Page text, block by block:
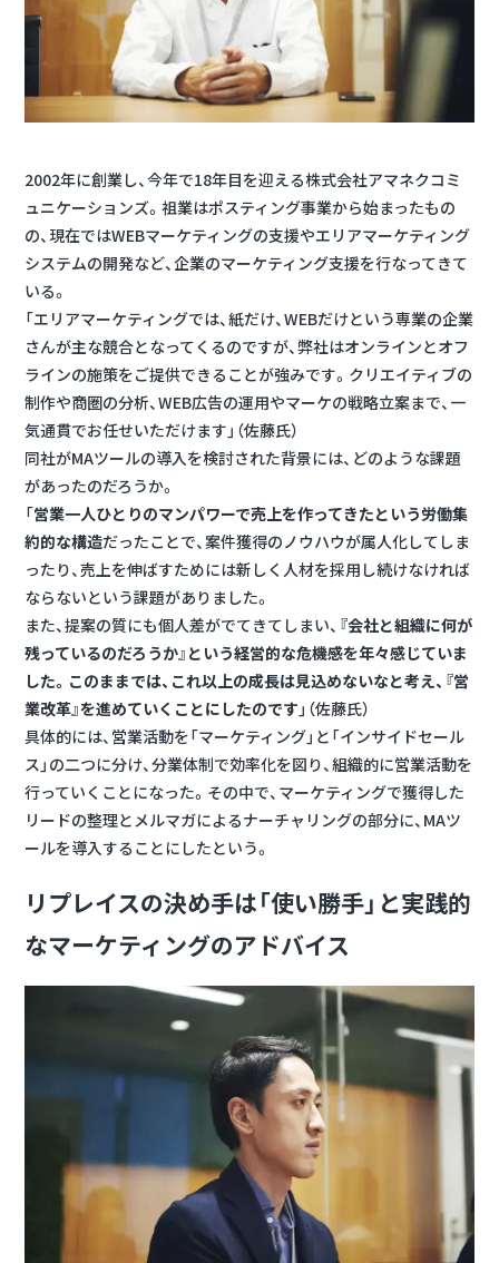
2002年に創業し、今年で18年目を迎える株式会社アマネクコミ
ュニケーションズ。祖業はポスティング事業から始まったもの
の、現在ではWEBマーケティングの支援やエリアマーケティング
システムの開発など、企業のマーケティング支援を行なってきて
いる。
「エリアマーケティングでは、紙だけ、WEBだけという専業の企業
さんが主な競合となってくるのですが、弊社はオンラインとオフ
ラインの施策をご提供できることが強みです。クリエイティブの
制作や商圏の分析、WEB広告の運用やマーケの戦略立案まで、一
気通貫でお任せいただけます」（佐藤氏）
同社がMAツールの導入を検討された背景には、どのような課題
があったのだろうか。
「営業一人ひとりのマンパワーで売上を作ってきたという労働集
約的な構造だったことで、案件獲得のノウハウが属人化してしま
ったり、売上を伸ばすためには新しく人材を採用し続けなければ
ならないという課題がありました。
また、提案の質にも個人差がでてきてしまい、 『会社と組織に何が
残っているのだろうか』という経営的な危機感を年々感じていま
した。このままでは、これ以上の成長は見込めないなと考え、『営
業改革』を進めていくことにしたのです 」（佐藤氏）
具体的には、営業活動を「マーケティング」と「インサイドセール
ス」の二つに分け、分業体制で効率化を図り、組織的に営業活動を
行っていくことになった。その中で、マーケティングで獲得した
リードの整理とメルマガによるナーチャリングの部分に、MAツ
ールを導入することにしたという。
リプレイスの決め手は「使い勝手」と実践的
なマーケティングのアドバイス